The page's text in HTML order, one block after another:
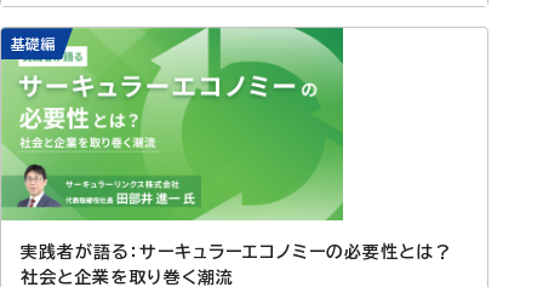
基礎編
実践者が語る：サーキュラーエコノミーの必要性とは？
社会と企業を取り巻く潮流